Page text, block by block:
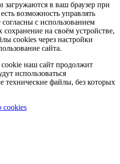
в ваш браузер при
возможность управлять
с использованием
сохранение на своём устройстве,
cookies через настройки
сайта.
наш сайт продолжит
использоваться
технические файлы, без которых
cookies